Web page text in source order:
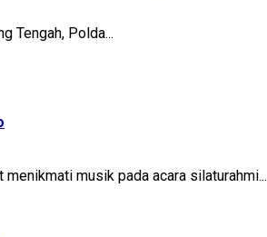
Tengah, Polda...
musik pada acara silaturahmi...